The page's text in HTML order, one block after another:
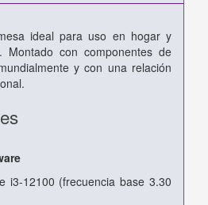
ideal para uso en hogar y
Montado con componentes de
y con una relación
i3-12100 (frecuencia base 3.30